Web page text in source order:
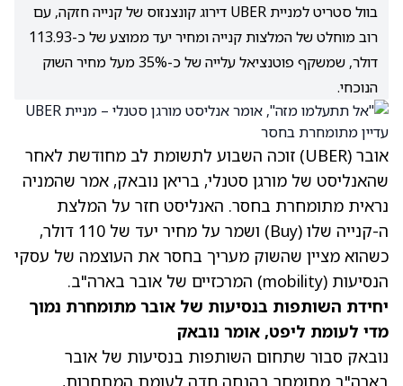
בוול סטריט למניית UBER דירוג קונצנזוס של קנייה חזקה, עם
רוב מוחלט של המלצות קנייה ומחיר יעד ממוצע של כ-113.93
דולר, שמשקף פוטנציאל עלייה של כ-35% מעל מחיר השוק
הנוכחי.
אובר (UBER)
זוכה השבוע לתשומת לב מחודשת לאחר
שהאנליסט של מורגן סטנלי, בריאן נובאק, אמר שהמניה
נראית מתומחרת בחסר. האנליסט חזר על המלצת
ה-קנייה שלו (Buy) ושמר על מחיר יעד של 110 דולר,
כשהוא מציין שהשוק מעריך בחסר את העוצמה של עסקי
הנסיעות (mobility) המרכזיים של אובר בארה"ב.
יחידת השותפות בנסיעות של אובר מתומחרת נמוך
מדי לעומת ליפט, אומר נובאק
נובאק סבור שתחום השותפות בנסיעות של אובר
בארה"ב מתומחר בהנחה חדה לעומת המתחרות,